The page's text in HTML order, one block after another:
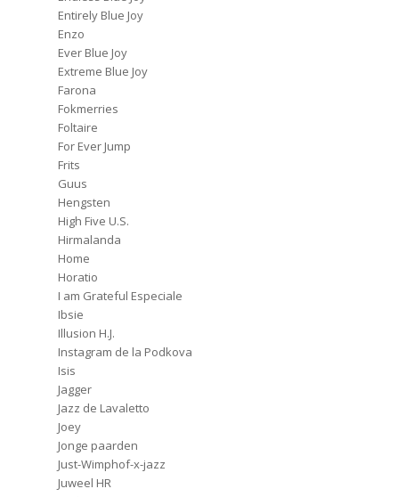
Entirely Blue Joy
Enzo
Ever Blue Joy
Extreme Blue Joy
Farona
Fokmerries
Foltaire
For Ever Jump
Frits
Guus
Hengsten
High Five U.S.
Hirmalanda
Home
Horatio
I am Grateful Especiale
Ibsie
Illusion H.J.
Instagram de la Podkova
Isis
Jagger
Jazz de Lavaletto
Joey
Jonge paarden
Just-Wimphof-x-jazz
Juweel HR